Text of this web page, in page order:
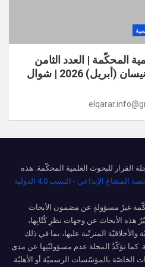
المحكّمة | العدد الثامن
والعشرون | المجلد 10 | نيسان (أبريل) 2026 | شوال
القرار للبحوث العلمية المحكّمة. هذه
رخصة المشاع الإبداعي - النسب 4.0 الدولية
غيرُ مسؤولةٍ عن مضمون الأبحاث
هذه الأبحاث عن وجهات نظرِ كُتّابِها،
المترتّبة عليها، بما في ذلك
كما تؤكّدُ المجلة عدم مسؤوليّتِها عن مدى
الخاصّة بالمؤسّسات الرسميّة أو الأهليّة